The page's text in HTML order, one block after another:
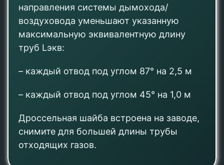
направления системы дымохода/
воздуховода уменьшают указанную
максимальную эквивалентную длину
труб Lэкв:
– каждый отвод под углом 87° на 2,5 м
– каждый отвод под углом 45° на 1,0 м
Дроссельная шайба встроена на заводе,
снимите для большей длины трубы
отходящих газов.